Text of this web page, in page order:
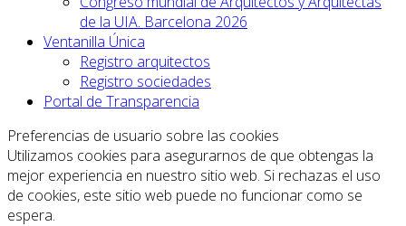
de la UIA. Barcelona 2026
Ventanilla Única
Registro arquitectos
Registro sociedades
Portal de Transparencia
Preferencias de usuario sobre las cookies
Utilizamos cookies para asegurarnos de que obtengas la
mejor experiencia en nuestro sitio web. Si rechazas el uso
de cookies, este sitio web puede no funcionar como se
espera.